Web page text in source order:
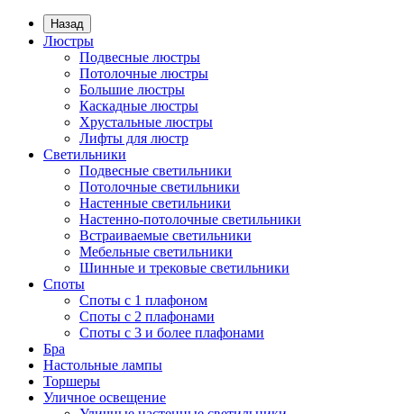
Назад
Люстры
Подвесные люстры
Потолочные люстры
Большие люстры
Каскадные люстры
Хрустальные люстры
Лифты для люстр
Светильники
Подвесные светильники
Потолочные светильники
Настенные светильники
Настенно-потолочные светильники
Встраиваемые светильники
Мебельные светильники
Шинные и трековые светильники
Споты
Споты с 1 плафоном
Споты с 2 плафонами
Споты с 3 и более плафонами
Бра
Настольные лампы
Торшеры
Уличное освещение